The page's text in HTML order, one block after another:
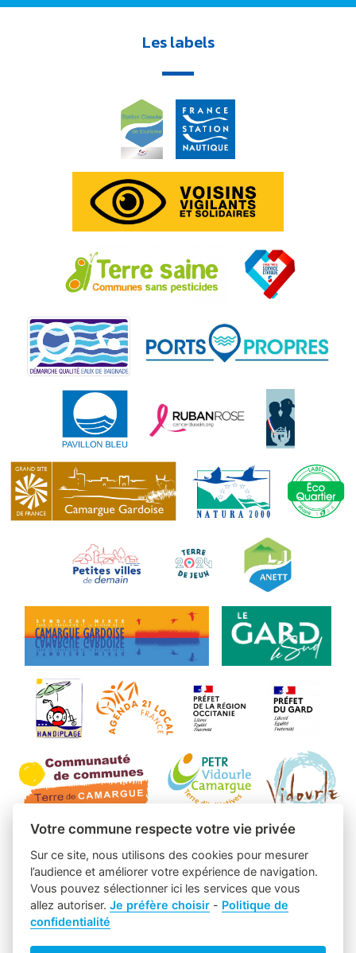
Les labels
Votre commune respecte votre vie privée
Sur ce site, nous utilisons des cookies pour mesurer
l’audience et améliorer votre expérience de navigation.
Vous pouvez sélectionner ici les services que vous
allez autoriser.Je préfère choisir - Politique de
confidentialité